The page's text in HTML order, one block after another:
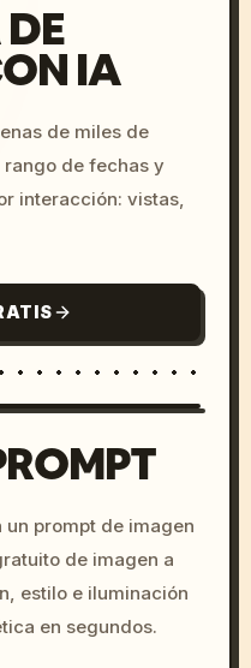
IA
de miles de
de fechas y
interacción: vistas,
c, cyberpunk sunset, neon
colors, 8k --v 6.0
prompt de imagen
de imagen a
estilo e iluminación
en segundos.